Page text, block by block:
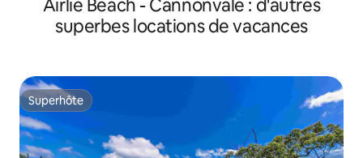
Airlie Beach - Cannonvale : d'autres
superbes locations de vacances
Superhôte
Superhôte